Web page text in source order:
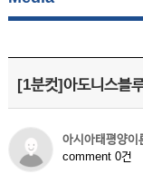
[1분컷]아도니스블
아시아태평양이
comment 0건